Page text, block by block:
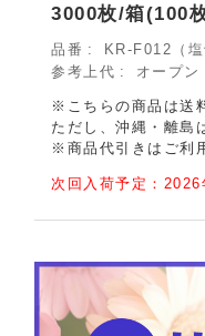
3000枚/箱(100
品番
KR-F012（塩
参考上代
オープン
※こちらの商品は送
ただし、沖縄・離島
※商品代引きはご利
次回入荷予定：2026